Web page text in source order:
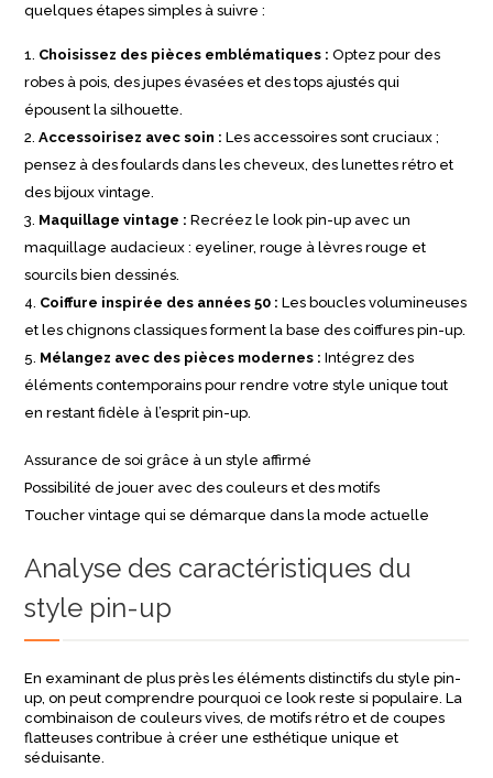
quelques étapes simples à suivre :
Choisissez des pièces emblématiques : Optez pour des
robes à pois, des jupes évasées et des tops ajustés qui
épousent la silhouette.
Accessoirisez avec soin : Les accessoires sont cruciaux ;
pensez à des foulards dans les cheveux, des lunettes rétro et
des bijoux vintage.
Maquillage vintage : Recréez le look pin-up avec un
maquillage audacieux : eyeliner, rouge à lèvres rouge et
sourcils bien dessinés.
Coiffure inspirée des années 50 : Les boucles volumineuses
et les chignons classiques forment la base des coiffures pin-up.
Mélangez avec des pièces modernes : Intégrez des
éléments contemporains pour rendre votre style unique tout
en restant fidèle à l’esprit pin-up.
Assurance de soi grâce à un style affirmé
Possibilité de jouer avec des couleurs et des motifs
Toucher vintage qui se démarque dans la mode actuelle
Analyse des caractéristiques du
style pin-up
En examinant de plus près les éléments distinctifs du style pin-
up, on peut comprendre pourquoi ce look reste si populaire. La
combinaison de couleurs vives, de motifs rétro et de coupes
flatteuses contribue à créer une esthétique unique et
séduisante.